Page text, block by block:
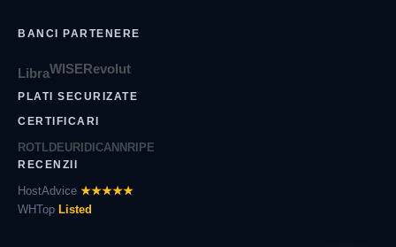
BANCI PARTENERE
LibraWISERevolut
PLATI SECURIZATE
CERTIFICARI
ROTLDEURIDICANNRIPE
RECENZII
HostAdvice ★★★★★
WHTop Listed